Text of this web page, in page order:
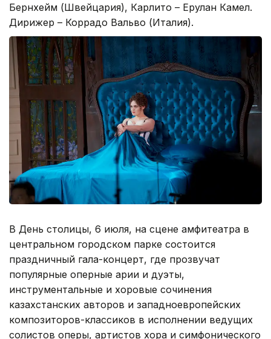
Бернхейм (Швейцария), Карлито – Ерулан Камел.
Дирижер – Коррадо Вальво (Италия).
В День столицы, 6 июля, на сцене амфитеатра в
центральном городском парке состоится
праздничный гала-концерт, где прозвучат
популярные оперные арии и дуэты,
инструментальные и хоровые сочинения
казахстанских авторов и западноевропейских
композиторов-классиков в исполнении ведущих
солистов оперы, артистов хора и симфонического